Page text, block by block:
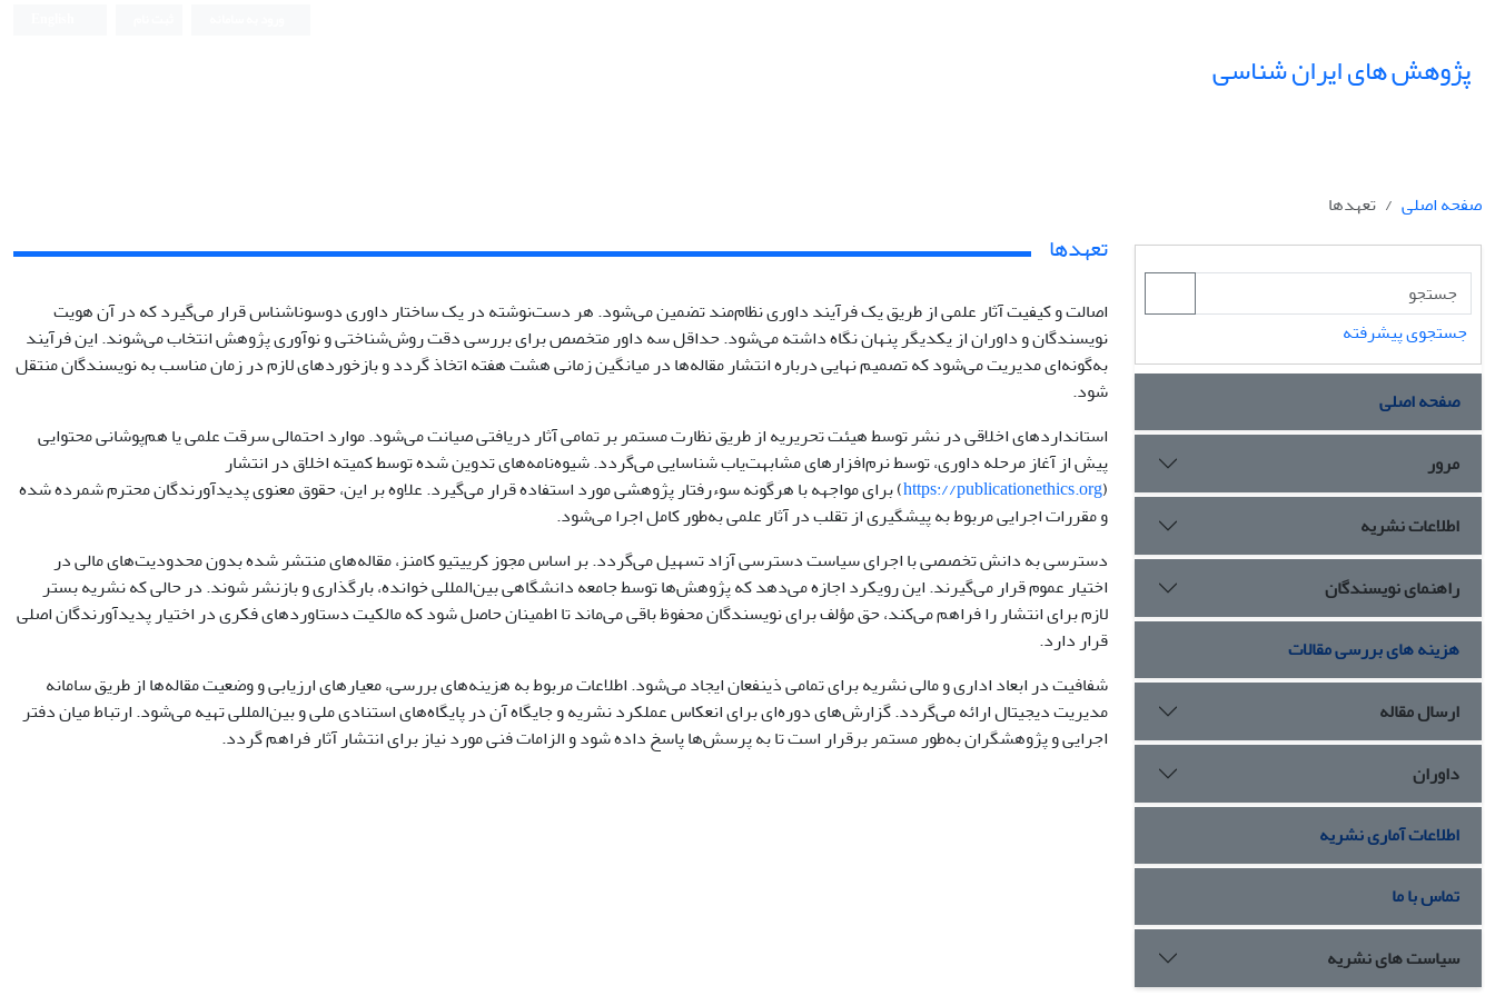
پژوهش های ایران شناسی
صفحه اصلی تعهدها
جستجوی پیشرفته
صفحه اصلی
مرور
اطلاعات نشریه
راهنمای نویسندگان
هزینه های بررسی مقالات
ارسال مقاله
داوران
اطلاعات آماری نشریه
تماس با ما
سیاست های نشریه
تعهدها
اصالت و کیفیت آثار علمی از طریق یک فرآیند داوری نظام‌مند تضمین می‌شود. هر دست‌نوشته در یک ساختار داوری دوسونا‌شناس قرار می‌گیرد که در آن هویت
نویسندگان و داوران از یکدیگر پنهان نگاه داشته می‌شود. حداقل سه داور متخصص برای بررسی دقت روش‌شناختی و نوآوری پژوهش انتخاب می‌شوند. این فرآیند
به‌گونه‌ای مدیریت می‌شود که تصمیم نهایی درباره انتشار مقاله‌ها در میانگین زمانی هشت هفته اتخاذ گردد و بازخوردهای لازم در زمان مناسب به نویسندگان منتقل
شود.
استانداردهای اخلاقی در نشر توسط هیئت تحریریه از طریق نظارت مستمر بر تمامی آثار دریافتی صیانت می‌شود. موارد احتمالی سرقت علمی یا هم‌پوشانی محتوایی
پیش از آغاز مرحله داوری، توسط نرم‌افزارهای مشابهت‌یاب شناسایی می‌گردد. شیوه‌نامه‌های تدوین شده توسط کمیته اخلاق در انتشار
(
https://publicationethics.org) برای مواجهه با هرگونه سوء‌رفتار پژوهشی مورد استفاده قرار می‌گیرد. علاوه بر این، حقوق معنوی پدیدآورندگان محترم شمرده شده
و مقررات اجرایی مربوط به پیشگیری از تقلب در آثار علمی به‌طور کامل اجرا می‌شود.
دسترسی به دانش تخصصی با اجرای سیاست دسترسی آزاد تسهیل می‌گردد. بر اساس مجوز کرییتیو کامنز، مقاله‌های منتشر شده بدون محدودیت‌های مالی در
اختیار عموم قرار می‌گیرند. این رویکرد اجازه می‌دهد که پژوهش‌ها توسط جامعه دانشگاهی بین‌المللی خوانده، بارگذاری و بازنشر شوند. در حالی که نشریه بستر
لازم برای انتشار را فراهم می‌کند، حق مؤلف برای نویسندگان محفوظ باقی می‌ماند تا اطمینان حاصل شود که مالکیت دستاوردهای فکری در اختیار پدیدآورندگان اصلی
قرار دارد.
شفافیت در ابعاد اداری و مالی نشریه برای تمامی ذینفعان ایجاد می‌شود. اطلاعات مربوط به هزینه‌های بررسی، معیارهای ارزیابی و وضعیت مقاله‌ها از طریق سامانه
مدیریت دیجیتال ارائه می‌گردد. گزارش‌های دوره‌ای برای انعکاس عملکرد نشریه و جایگاه آن در پایگاه‌های استنادی ملی و بین‌المللی تهیه می‌شود. ارتباط میان دفتر
اجرایی و پژوهشگران به‌طور مستمر برقرار است تا به پرسش‌ها پاسخ داده شود و الزامات فنی مورد نیاز برای انتشار آثار فراهم گردد.